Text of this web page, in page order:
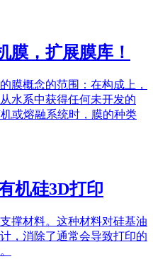
膜，扩展膜库！
膜概念的范围：在构成上，
水系中获得任何未开发的
或熔融系统时，膜的种类
机硅3D打印
撑材料。这种材料对硅基油
，消除了通常会导致打印的